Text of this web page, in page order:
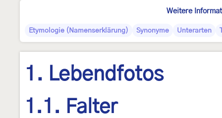
Weitere
Etymologie (Namenserklärung) Synonyme Unterarten
1. Lebendfotos
1.1. Falter